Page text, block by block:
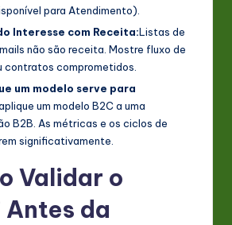
para Atendimento).
Interesse com Receita:Listas de
não são receita. Mostre fluxo de
contratos comprometidos.
um modelo serve para
um modelo B2C a uma
B2B. As métricas e os ciclos de
significativamente.
Validar o
Antes da